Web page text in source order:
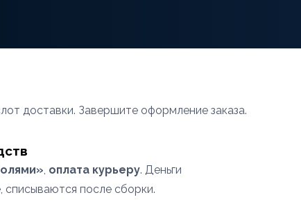
доставки. Завершите оформление заказа.
, оплата курьеру. Деньги
списываются после сборки.